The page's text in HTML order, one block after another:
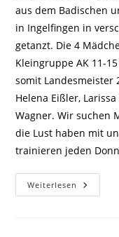
aus dem Badischen
in Ingelfingen in
getanzt. Die 4
Kleingruppe AK 11-
somit Landesmeister
Helena Eißler,
Wagner. Wir suchen
die Lust haben mit
trainieren jeden
Weiterlesen